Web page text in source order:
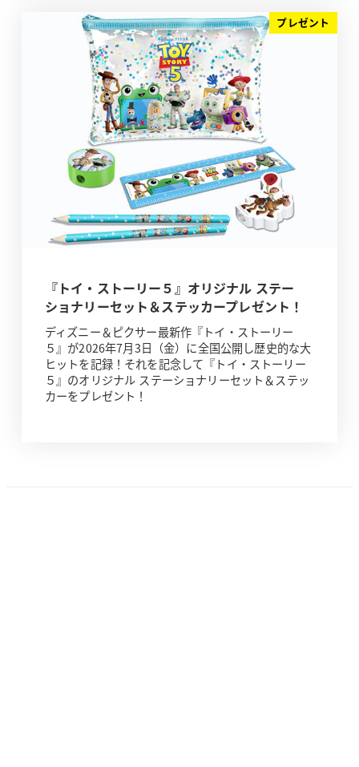
プレゼント
『トイ・ストーリー５』オリジナル ステー
ショナリーセット＆ステッカープレゼント！
ディズニー＆ピクサー最新作『トイ・ストーリー
５』が2026年7月3日（金）に全国公開し歴史的な大
ヒットを記録！それを記念して『トイ・ストーリー
５』のオリジナル ステーショナリーセット＆ステッ
カーをプレゼント！